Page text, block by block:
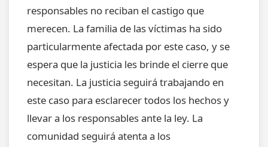
responsables no reciban el castigo que
merecen. La familia de las víctimas ha sido
particularmente afectada por este caso, y se
espera que la justicia les brinde el cierre que
necesitan. La justicia seguirá trabajando en
este caso para esclarecer todos los hechos y
llevar a los responsables ante la ley. La
comunidad seguirá atenta a los